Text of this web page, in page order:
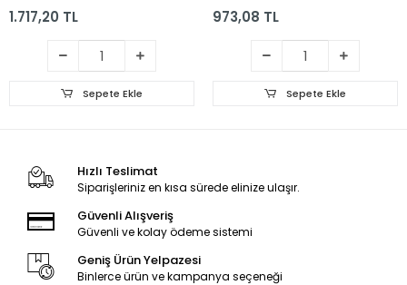
1.717,20 TL
Sepete Ekle
973,08 TL
Sepete Ekle
Hızlı Teslimat
Siparişleriniz en kısa sürede elinize ulaşır.
Güvenli Alışveriş
Güvenli ve kolay ödeme sistemi
Geniş Ürün Yelpazesi
Binlerce ürün ve kampanya seçeneği